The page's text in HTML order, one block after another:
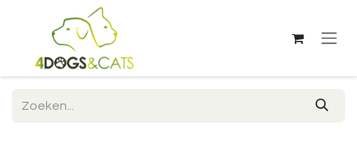
Overslaan naar inhoud